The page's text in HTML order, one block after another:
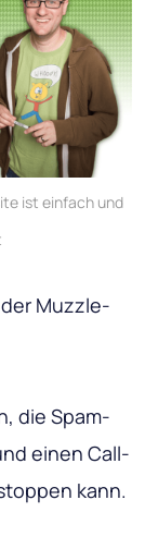
ist einfach und
Muzzle-
die Spam-
einen Call-
kann.